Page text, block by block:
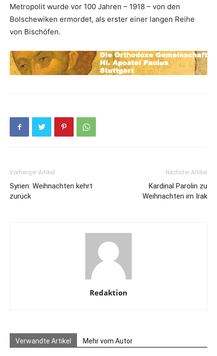
Metropolit wurde vor 100 Jahren – 1918 – von den
Bolschewiken ermordet, als erster einer langen Reihe
von Bischöfen.
Vorheriger Artikel
Syrien: Weihnachten kehrt
zurück
Nächster Artikel
Kardinal Parolin zu
Weihnachten im Irak
Redaktion
Verwandte Artikel Mehr vom Autor